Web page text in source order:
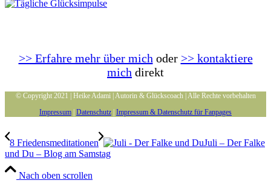
>> Erfahre mehr über mich oder >> kontaktiere
mich direkt
© Copyright 2021 | Heike Adami | Autorin & Glückscoach | Alle Rechte vorbehalten
Impressum Datenschutz Impressum & Datenschutz für Fanpages
8 Friedensmeditationen
Juli – Der Falke
und Du – Blog am Samstag
Nach oben scrollen